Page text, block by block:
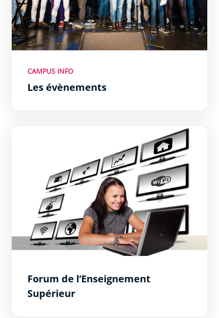
CAMPUS INFO
Les évènements
Forum de l’Enseignement
Supérieur